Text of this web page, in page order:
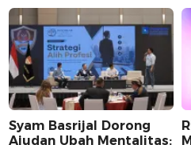
Syam Basrijal Dorong
Ajudan Ubah Mentalitas: